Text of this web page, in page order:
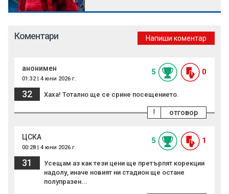
Коментари Напиши коментар
анонимен
01:32 | 4 юни 2026 г.
5 0
32 Хаха! Тотално ще се срине посещението.
отговор
!
ЦСКА
00:28 | 4 юни 2026 г.
5 1
31
Усещам аз как тези цени ще претърпят корекции
надолу, иначе новият ни стадион ще остане
полупразен...